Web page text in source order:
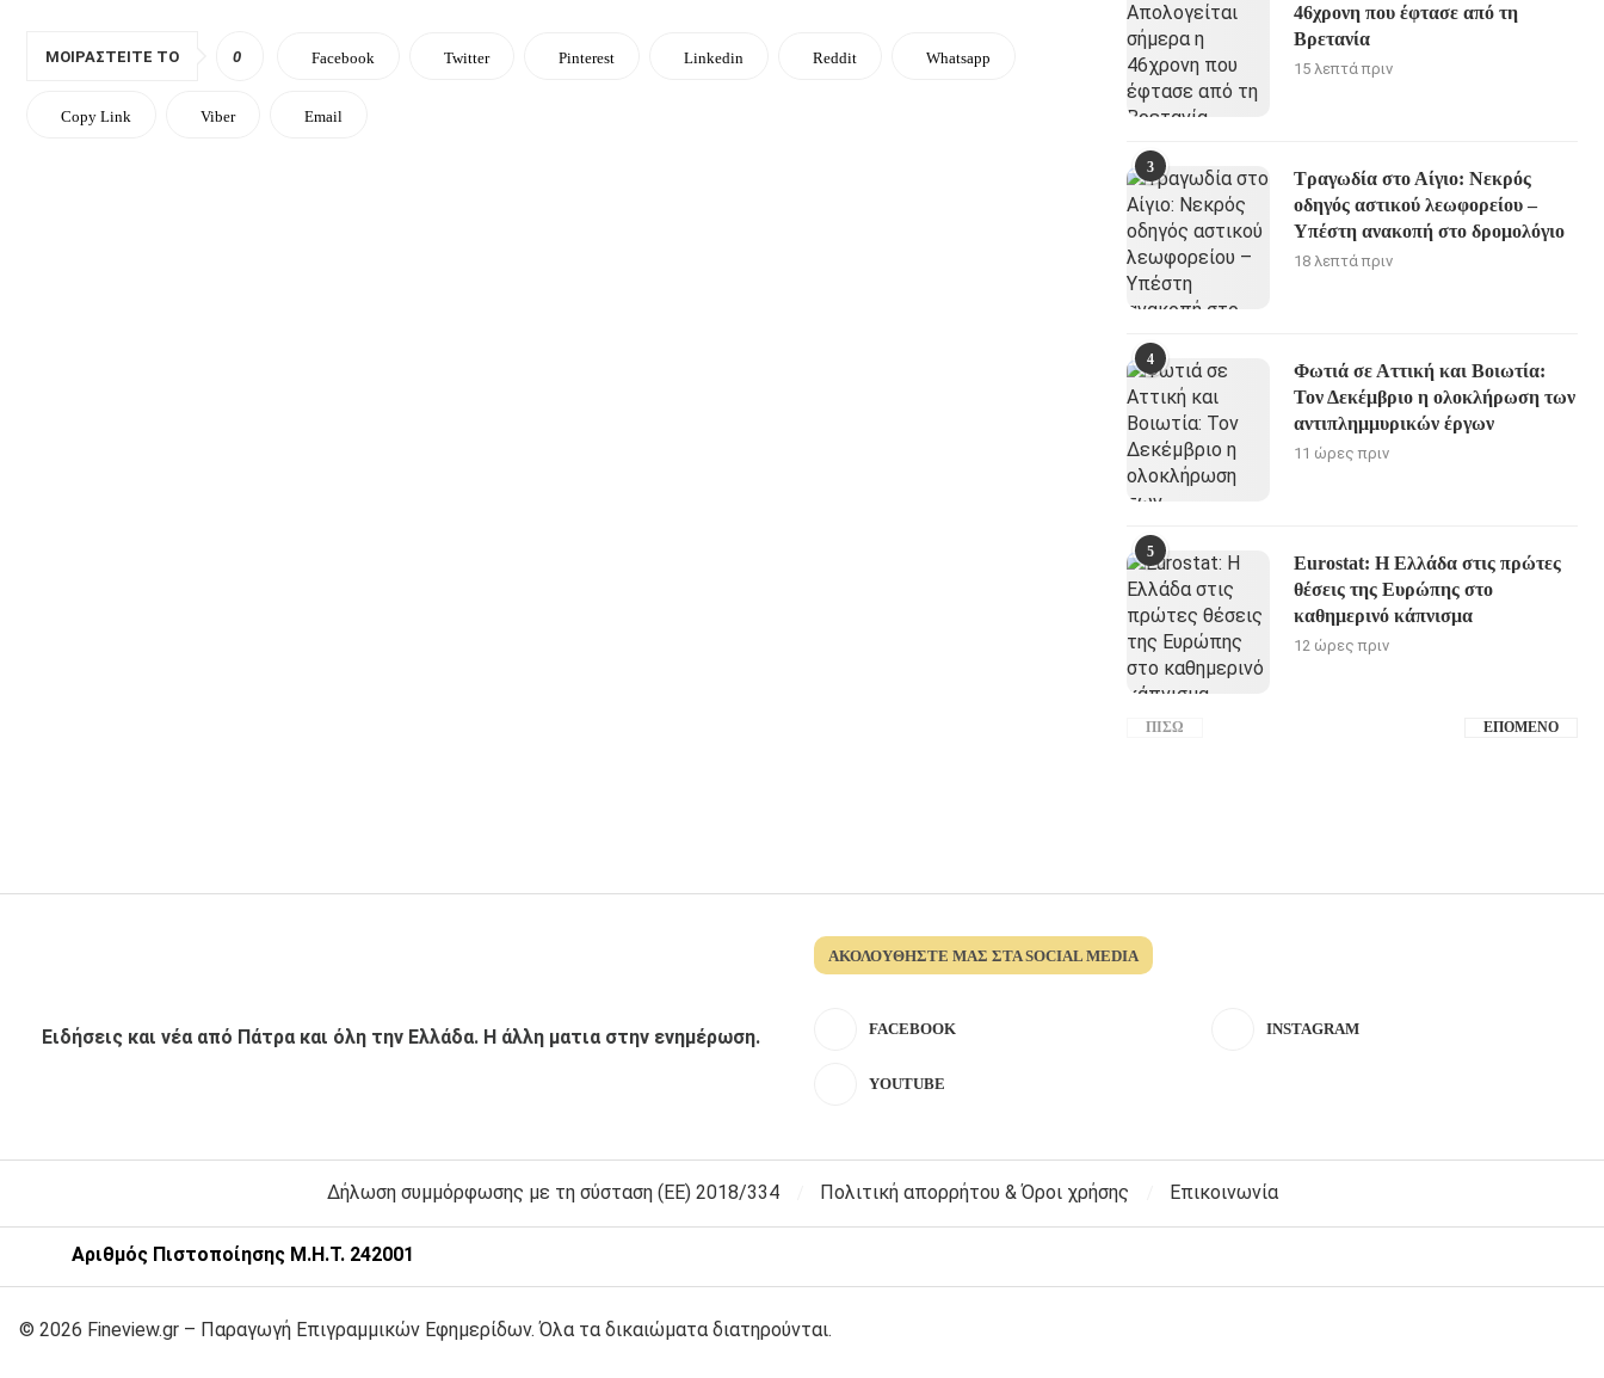
ΜΟΙΡΑΣΤΕΊΤΕ ΤΟ 0 Facebook Twitter Pinterest Linkedin Reddit Whatsapp
Copy Link Viber Email
46χρονη που έφτασε από τη
Βρετανία
15 λεπτά πριν
3
Τραγωδία στο Αίγιο: Νεκρός
oδηγός αστικού λεωφορείου –
Υπέστη ανακοπή στο δρομολόγιο
18 λεπτά πριν
4
Φωτιά σε Αττική και Βοιωτία:
Τον Δεκέμβριο η ολοκλήρωση των
αντιπλημμυρικών έργων
11 ώρες πριν
5
Eurostat: Η Ελλάδα στις πρώτες
θέσεις της Ευρώπης στο
καθημερινό κάπνισμα
12 ώρες πριν
ΠΊΣΩ ΕΠΌΜΕΝΟ
Ειδήσεις και νέα από Πάτρα και όλη την Ελλάδα. Η άλλη ματια στην ενημέρωση.
ΑΚΟΛΟΥΘΉΣΤΕ ΜΑΣ ΣΤΑ SOCIAL MEDIA
FACEBOOK INSTAGRAM
YOUTUBE
Δήλωση συμμόρφωσης με τη σύσταση (ΕΕ) 2018/334 Πολιτική απορρήτου & Όροι χρήσης Επικοινωνία
Αριθμός Πιστοποίησης Μ.Η.Τ. 242001
© 2026 Fineview.gr – Παραγωγή Επιγραμμικών Εφημερίδων. Όλα τα δικαιώματα διατηρούνται.